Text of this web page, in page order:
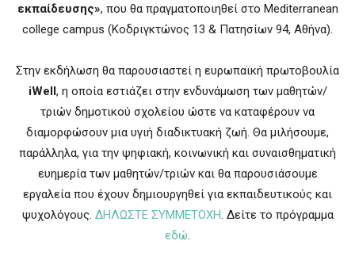
εκπαίδευσης», που θα πραγματοποιηθεί στο Mediterranean
college campus (Κοδριγκτώνος 13 & Πατησίων 94, Αθήνα).
Στην εκδήλωση θα παρουσιαστεί η ευρωπαϊκή πρωτοβουλία
iWell, η οποία εστιάζει στην ενδυνάμωση των μαθητών/
τριών δημοτικού σχολείου ώστε να καταφέρουν να
διαμορφώσουν μια υγιή διαδικτυακή ζωή. Θα μιλήσουμε,
παράλληλα, για την ψηφιακή, κοινωνική και συναισθηματική
ευημερία των μαθητών/τριών και θα παρουσιάσουμε
εργαλεία που έχουν δημιουργηθεί για εκπαιδευτικούς και
ψυχολόγους. ΔΗΛΩΣΤΕ ΣΥΜΜΕΤΟΧΗ. Δείτε το πρόγραμμα
εδώ.